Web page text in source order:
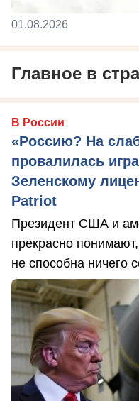
01.08.2026
Главное в
В России
«Россию? На
провалилась
Зеленскому
Patriot
Президент США и
прекрасно
не способна ничего